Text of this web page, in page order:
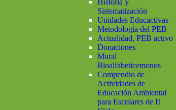
Historia y
Sistematización
Unidades Educactivas
Metodología del PEB
Actualidad, PEB activo
Donaciones
Mural
Bioalfabeticemonos
Compendio de
Actividades de
Educación Ambiental
para Escolares de II